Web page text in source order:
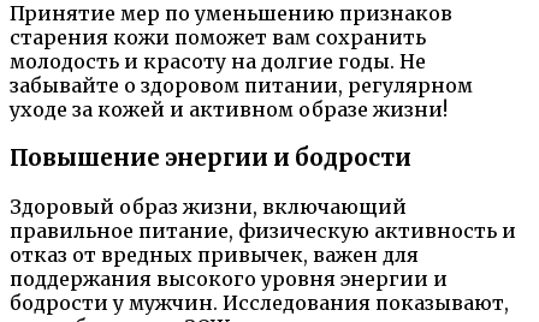
Принятие мер по уменьшению признаков
старения кожи поможет вам сохранить
молодость и красоту на долгие годы. Не
забывайте о здоровом питании, регулярном
уходе за кожей и активном образе жизни!
Повышение энергии и бодрости
Здоровый образ жизни, включающий
правильное питание, физическую активность и
отказ от вредных привычек, важен для
поддержания высокого уровня энергии и
бодрости у мужчин. Исследования показывают,